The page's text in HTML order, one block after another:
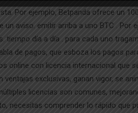
Por ejemplo, Betpanda ofrece un
aviso. emitir arriba a uno BTC . Por
tiempo día a día . para cada uno
de pagos, que esboza los pagos
online con licencia internacional que
exclusivas, ganan vigor, se
licencias son comunes,
necesitas comprender lo rápido que